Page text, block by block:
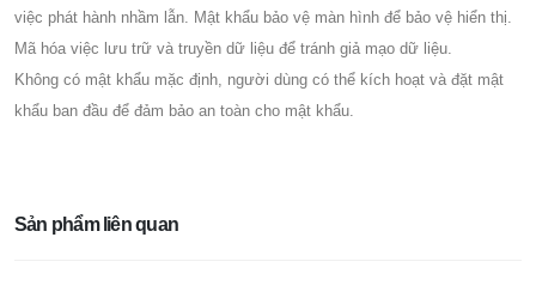
việc phát hành nhầm lẫn. Mật khẩu bảo vệ màn hình để bảo vệ hiển thị.
Mã hóa việc lưu trữ và truyền dữ liệu để tránh giả mạo dữ liệu.
Không có mật khẩu mặc định, người dùng có thể kích hoạt và đặt mật
khẩu ban đầu để đảm bảo an toàn cho mật khẩu.
Sản phẩm liên quan